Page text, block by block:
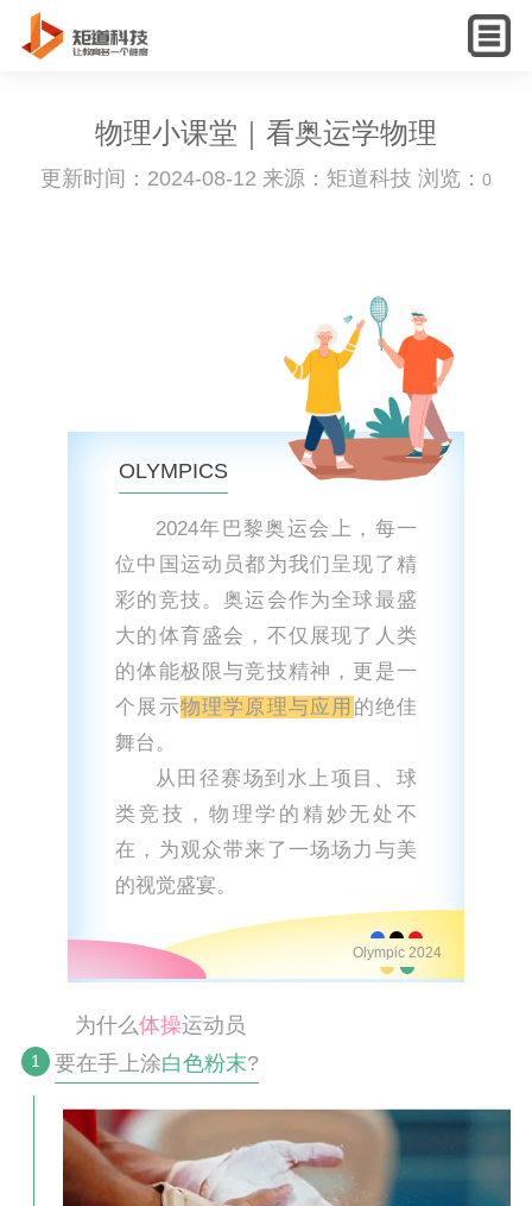
English
物理小课堂｜看奥运学物理
更新时间：2024-08-12 来源：矩道科技 浏览： 0
OLYMPICS
2024年巴黎奥运会上，每一
位中国运动员都为我们呈现了精
彩的竞技。奥运会作为全球最盛
大的体育盛会，不仅展现了人类
的体能极限与竞技精神，更是一
个展示物理学原理与应用 的绝佳
舞台。
从田径赛场到水上项目、球
类竞技，物理学的精妙无处不
在，为观众带来了一场场力与美
的视觉盛宴。
Olympic 2024
1
为什么体操运动员
要在手上涂白色粉末?